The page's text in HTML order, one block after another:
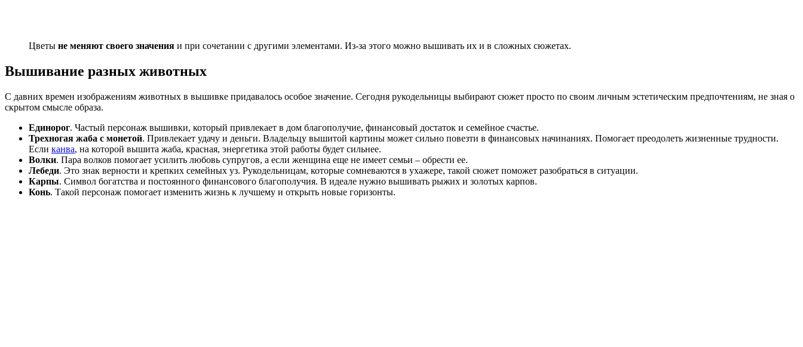
Цветы не меняют своего значения и при сочетании с другими элементами. Из-за этого можно вышивать их и в сложных сюжетах.
Вышивание разных животных
С давних времен изображениям животных в вышивке придавалось особое значение. Сегодня рукодельницы выбирают сюжет просто по своим личным эстетическим предпочтениям, не зная о
скрытом смысле образа.
Единорог. Частый персонаж вышивки, который привлекает в дом благополучие, финансовый достаток и семейное счастье.
Трехногая жаба с монетой. Привлекает удачу и деньги. Владельцу вышитой картины может сильно повезти в финансовых начинаниях. Помогает преодолеть жизненные трудности.
Если канва, на которой вышита жаба, красная, энергетика этой работы будет сильнее.
Волки. Пара волков помогает усилить любовь супругов, а если женщина еще не имеет семьи – обрести ее.
Лебеди. Это знак верности и крепких семейных уз. Рукодельницам, которые сомневаются в ухажере, такой сюжет поможет разобраться в ситуации.
Карпы. Символ богатства и постоянного финансового благополучия. В идеале нужно вышивать рыжих и золотых карпов.
Конь. Такой персонаж помогает изменить жизнь к лучшему и открыть новые горизонты.